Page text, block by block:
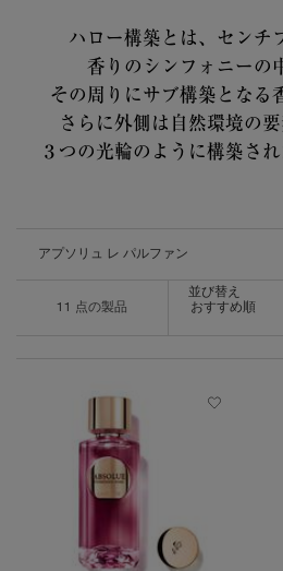
ハロー構築とは、センチ
香りのシンフォニーの
その周りにサブ構築となる
さらに外側は自然環境の要
３つの光輪のように構築さ
アプソリュ レ パルファン
11 点の製品
並び替え
おすすめ順
並び替え